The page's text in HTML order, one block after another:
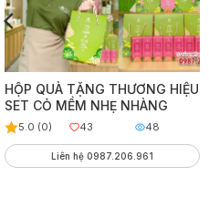
HỘP QUÀ TẶNG THƯƠNG HIỆU
SET CỎ MỀM NHẸ NHÀNG
5.0 (0) 43 48
Liên hệ 0987.206.961